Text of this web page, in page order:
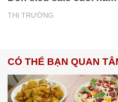
THỊ TRƯỜNG
CÓ THỂ BẠN QUAN